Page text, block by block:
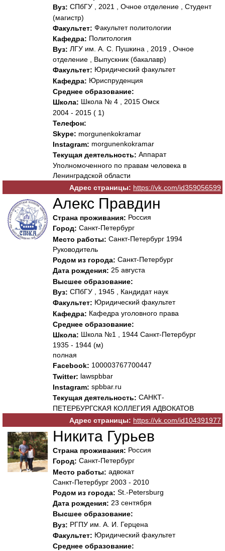
Вуз: СПбГУ , 2021 , Очное отделение , Студент
(магистр)
Факультет: Факультет политологии
Кафедра: Политология
Вуз: ЛГУ им. А. С. Пушкина , 2019 , Очное
отделение , Выпускник (бакалавр)
Факультет: Юридический факультет
Кафедра: Юриспруденция
Среднее образование:
Школа: Школа № 4 , 2015 Омск
2004 - 2015 ( 1)
Телефон:
Skype: morgunenkokramar
Instagram: morgunenkokramar
Текущая деятельность: Аппарат
Уполномоченного по правам человека в
Ленинградской области
Адрес страницы: https://vk.com/id359056599
Алекс Правдин
Страна проживания: Россия
Город: Санкт-Петербург
Место работы: Санкт-Петербург 1994
Руководитель
Родом из города: Санкт-Петербург
Дата рождения: 25 августа
Высшее образование:
Вуз: СПбГУ , 1945 , Кандидат наук
Факультет: Юридический факультет
Кафедра: Кафедра уголовного права
Среднее образование:
Школа: Школа №1 , 1944 Санкт-Петербург
1935 - 1944 (м)
полная
Facebook: 100003767700447
Twitter: lawspbbar
Instagram: spbbar.ru
Текущая деятельность: САНКТ-
ПЕТЕРБУРГСКАЯ КОЛЛЕГИЯ АДВОКАТОВ
Адрес страницы: https://vk.com/id104391977
Никита Гурьев
Страна проживания: Россия
Город: Санкт-Петербург
Место работы: адвокат
Санкт-Петербург 2003 - 2010
Родом из города: St.-Petersburg
Дата рождения: 23 сентября
Высшее образование:
Вуз: РГПУ им. А. И. Герцена
Факультет: Юридический факультет
Среднее образование: